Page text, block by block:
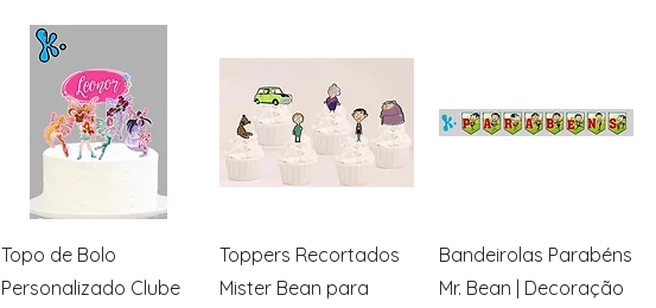
Visualização rápida
Topo de Bolo
Personalizado Clube
Visualização rápida
Toppers Recortados
Mister Bean para
Visualização rápida
Bandeirolas Parabéns
Mr. Bean | Decoração